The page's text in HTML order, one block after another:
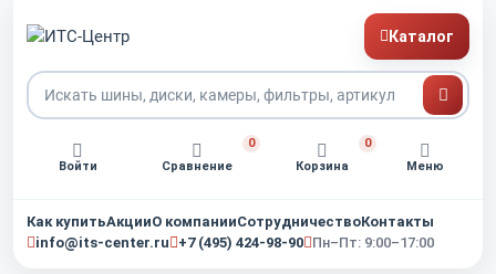
Каталог
Войти Сравнение
0
Корзина
0
Меню
Как купитьАкцииО компанииСотрудничествоКонтакты
info@its-center.ru
+7 (495) 424-98-90 Пн–Пт: 9:00–17:00